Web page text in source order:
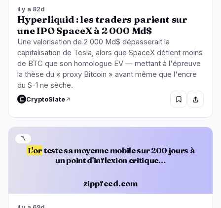
il y a 82d
Hyperliquid : les traders parient sur
une IPO SpaceX à 2 000 Md$
Une valorisation de 2 000 Md$ dépasserait la
capitalisation de Tesla, alors que SpaceX détient moins
de BTC que son homologue EV — mettant à l'épreuve
la thèse du « proxy Bitcoin » avant même que l'encre
du S-1 ne sèche.
CryptoSlate
L'or teste sa moyenne mobile sur 200 jours à
un point d'inflexion critique…
zippfeed.com
〽️